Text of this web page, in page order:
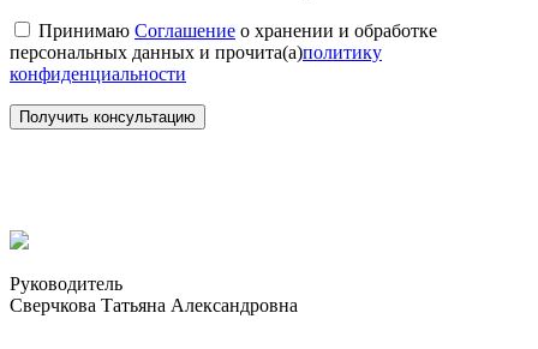
Принимаю Соглашение о хранении и обработке
персональных данных и прочита(а)политику
конфиденциальности
Получить консультацию
Руководитель
Сверчкова Татьяна Александровна